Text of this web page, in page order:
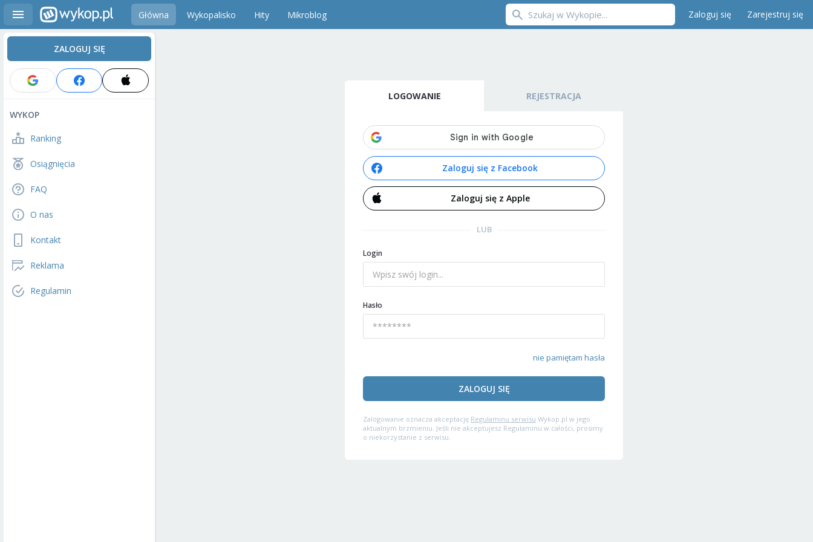
Główna Wykopalisko Hity Mikroblog Zaloguj się Zarejestruj się
ZALOGUJ SIĘ
WYKOP
Ranking
Osiągnięcia
FAQ
O nas
Kontakt
Reklama
Regulamin
LOGOWANIE REJESTRACJA
Zaloguj się z Facebook
Zaloguj się z Apple
LUB
Login
Hasło
nie pamiętam hasła
ZALOGUJ SIĘ
Zalogowanie oznacza akceptację Regulaminu serwisu Wykop.pl w jego
aktualnym brzmieniu. Jeśli nie akceptujesz Regulaminu w całości, prosimy
o niekorzystanie z serwisu.